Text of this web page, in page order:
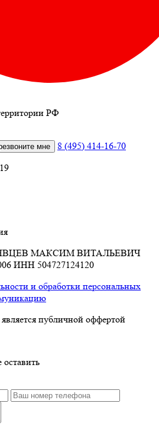
РФ
мне
8 (495) 414-16-70
МАКСИМ ВИТАЛЬЕВИЧ
ИНН 504727124120
и обработки персональных
публичной оффертой